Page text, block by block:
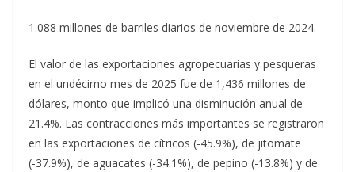
1.088 millones de barriles diarios de noviembre de 2024.
El valor de las exportaciones agropecuarias y pesqueras
en el undécimo mes de 2025 fue de 1,436 millones de
dólares, monto que implicó una disminución anual de
21.4%. Las contracciones más importantes se registraron
en las exportaciones de cítricos (-45.9%), de jitomate
(-37.9%), de aguacates (-34.1%), de pepino (-13.8%) y de